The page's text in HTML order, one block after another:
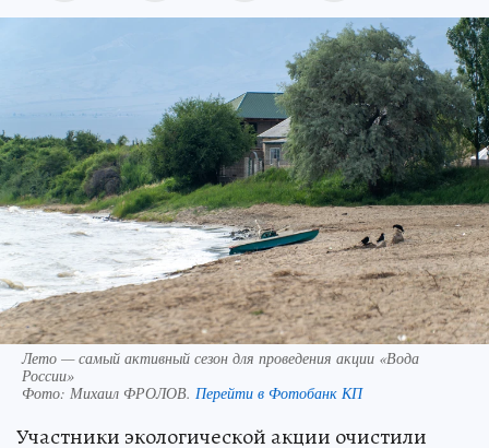
Лето — самый активный сезон для проведения акции «Вода
России»
Фото: Михаил ФРОЛОВ. Перейти в Фотобанк КП
Участники экологической акции очистили